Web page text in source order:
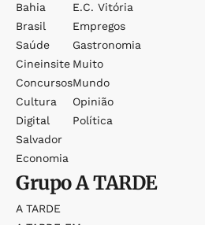
Bahia
Brasil
Saúde
Cineinsite
Concursos
Cultura
Digital
Salvador
Economia
E.c. Vitória
Empregos
Gastronomia
Muito
Mundo
Opinião
Política
GrupoA TARDE
A TARDE